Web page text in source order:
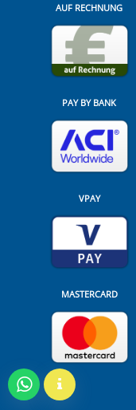
AUF RECHNUNG
PAY BY BANK
VPAY
MASTERCARD